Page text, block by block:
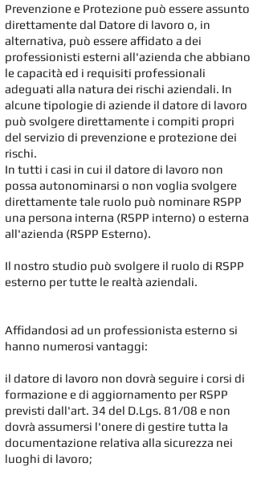
Prevenzione e Protezione può essere assunto
direttamente dal Datore di lavoro o, in
alternativa, può essere affidato a dei
professionisti esterni all'azienda che abbiano
le capacità ed i requisiti professionali
adeguati alla natura dei rischi aziendali. In
alcune tipologie di aziende il datore di lavoro
può svolgere direttamente i compiti propri
del servizio di prevenzione e protezione dei
rischi.
In tutti i casi in cui il datore di lavoro non
possa autonominarsi o non voglia svolgere
direttamente tale ruolo può nominare RSPP
una persona interna (RSPP interno) o esterna
all'azienda (RSPP Esterno).
Il nostro studio può svolgere il ruolo di RSPP
esterno per tutte le realtà aziendali.
Affidandosi ad un professionista esterno si
hanno numerosi vantaggi:
il datore di lavoro non dovrà seguire i corsi di
formazione e di aggiornamento per RSPP
previsti dall'art. 34 del D.Lgs. 81/08 e non
dovrà assumersi l'onere di gestire tutta la
documentazione relativa alla sicurezza nei
luoghi di lavoro;